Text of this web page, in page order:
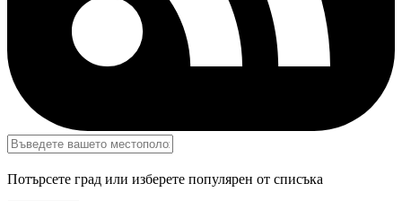
Потърсете град или изберете популярен от списъка